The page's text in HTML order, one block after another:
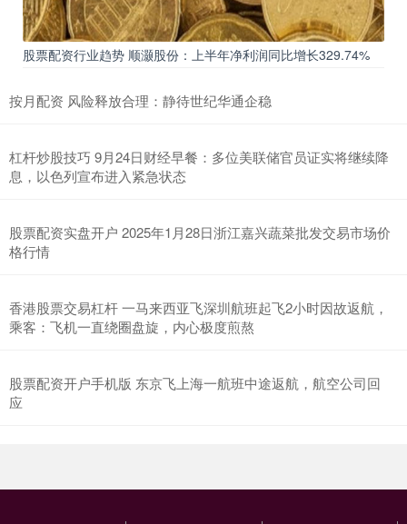
股票配资行业趋势 顺灏股份：上半年净利润同比增长329.74%
按月配资 风险释放合理：静待世纪华通企稳
杠杆炒股技巧 9月24日财经早餐：多位美联储官员证实将继续降
息，以色列宣布进入紧急状态
股票配资实盘开户 2025年1月28日浙江嘉兴蔬菜批发交易市场价
格行情
香港股票交易杠杆 一马来西亚飞深圳航班起飞2小时因故返航，
乘客：飞机一直绕圈盘旋，内心极度煎熬
股票配资开户手机版 东京飞上海一航班中途返航，航空公司回
应